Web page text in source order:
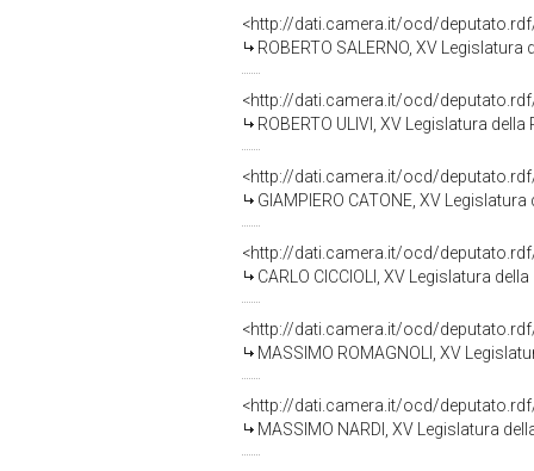
<http://dati.camera.it/ocd/
ROBERTO SALERNO, XV Legislatura
<http://dati.camera.it/ocd/
ROBERTO ULIVI, XV Legislatura
<http://dati.camera.it/ocd/
GIAMPIERO CATONE, XV
<http://dati.camera.it/ocd/
CARLO CICCIOLI, XV Legislatura
<http://dati.camera.it/ocd/
MASSIMO ROMAGNOLI, XV
<http://dati.camera.it/ocd/
MASSIMO NARDI, XV Legislatura